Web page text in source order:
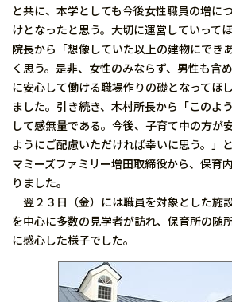
と共に、本学としても今後女性職員の増に
けとなったと思う。大切に運営していって
院長から「想像していた以上の建物にでき
く思う。是非、女性のみならず、男性も含
に安心して働ける職場作りの礎となってほ
ました。引き続き、木村所長から「このよ
して感無量である。今後、子育て中の方が
ようにご配慮いただければ幸いに思う。」
マミーズファミリー増田取締役から、保育
りました。
翌２３日（金）には職員を対象とした施
を中心に多数の見学者が訪れ、保育所の随
に感心した様子でした。